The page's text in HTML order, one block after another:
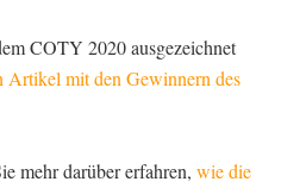
COTY 2020 ausgezeichnet
Artikel mit den Gewinnern des
mehr darüber erfahren, wie die